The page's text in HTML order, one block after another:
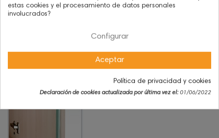
estas cookies y el procesamiento de datos personales
involucrados?
Configurar
Aceptar
Política de privacidad y cookies
Declaración de cookies actualizada por última vez el: 01/06/2022